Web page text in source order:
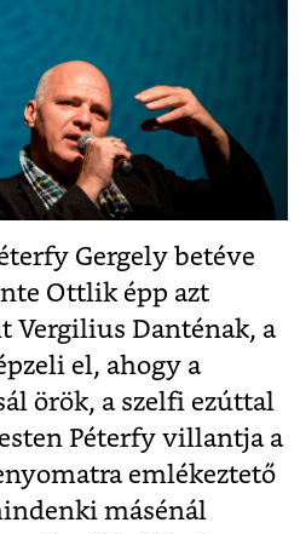
Gergely betéve
Ottlik épp azt
Vergilius Danténak, a
el, ahogy a
örök, a szelfi ezúttal
Péterfy villantja a
emlékeztető
másénál